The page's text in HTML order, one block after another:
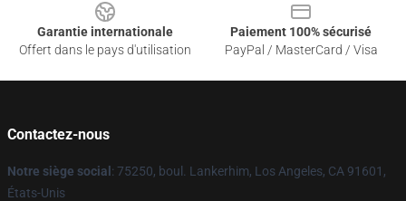
Garantie internationale
Offert dans le pays d'utilisation
Paiement 100% sécurisé
PayPal / MasterCard / Visa
Contactez-nous
Notre siège social : 75250, boul. Lankerhim, Los Angeles, CA 91601,
États-Unis